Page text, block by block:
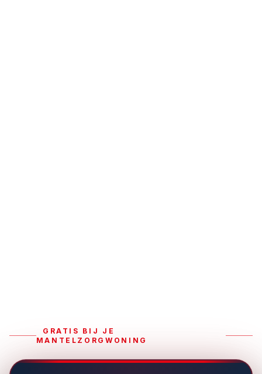
GRATIS BIJ JE
MANTELZORGWONING